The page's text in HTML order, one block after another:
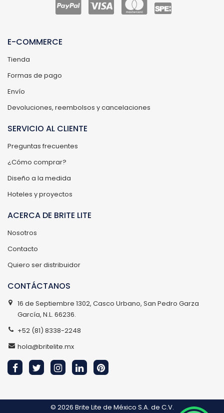
E-COMMERCE
Tienda
Formas de pago
Envío
Devoluciones, reembolsos y cancelaciones
SERVICIO AL CLIENTE
Preguntas frecuentes
¿Cómo comprar?
Diseño a la medida
Hoteles y proyectos
ACERCA DE BRITE LITE
Nosotros
Contacto
Quiero ser distribuidor
CONTÁCTANOS
16 de Septiembre 1302, Casco Urbano, San Pedro Garza
García, N.L. 66236.
+52 (81) 8338-2248
hola@britelite.mx
© 2026 Brite Lite de México S.A. de C.V.